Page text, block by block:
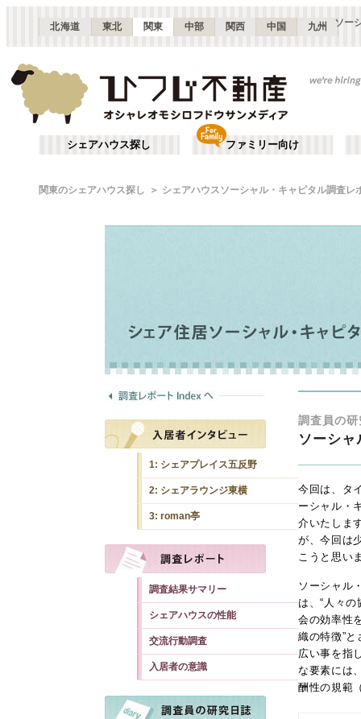
北海道 東北 関東 中部 関西 中国 九州 ソー
シェアハウス探し ファミリー向け
関東のシェアハウス探し シェアハウスソーシャル・キャピタル調査レ
1: シェアプレイス五反野
2: シェアラウンジ東横
3: roman亭
調査結果サマリー
シェアハウスの性能
交流行動調査
入居者の意識
調査員の
ソーシ
今回は、タ
ーシャル・
介いたしま
が、今回は
こうと思い
ソーシャル
は、“人々
会の効率性
織の特徴”
広い事を指
な要素には
酬性の規範